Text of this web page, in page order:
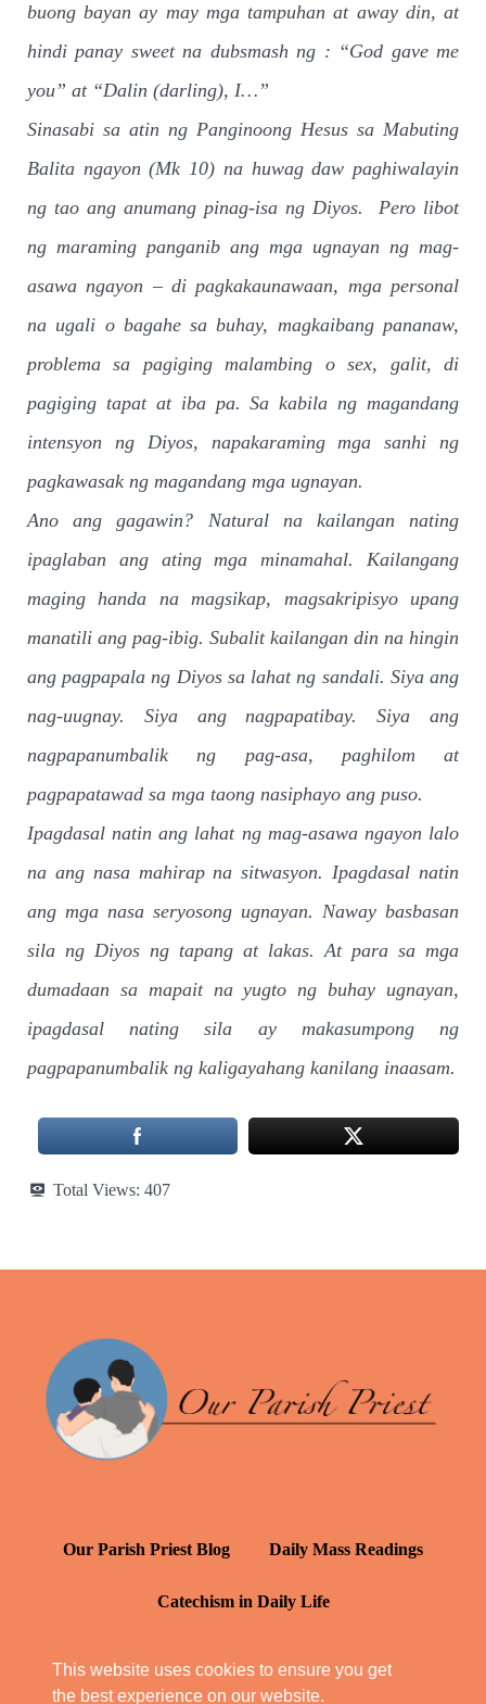
This website uses cookies to ensure you get
the best experience on our website.
buong bayan ay may mga tampuhan at away din, at
hindi panay sweet na dubsmash ng : “God gave me
you” at “Dalin (darling), I…”
Sinasabi sa atin ng Panginoong Hesus sa Mabuting
Balita ngayon (Mk 10) na huwag daw paghiwalayin
ng tao ang anumang pinag-isa ng Diyos.
Pero libot
ng maraming panganib ang mga ugnayan ng mag-
asawa ngayon – di pagkakaunawaan, mga personal
na ugali o bagahe sa buhay, magkaibang pananaw,
problema sa pagiging malambing o sex, galit, di
pagiging tapat at iba pa. Sa kabila ng magandang
intensyon ng Diyos, napakaraming mga sanhi ng
pagkawasak ng magandang mga ugnayan.
Ano ang gagawin? Natural na kailangan nating
ipaglaban ang ating mga minamahal. Kailangang
maging handa na magsikap, magsakripisyo upang
manatili ang pag-ibig. Subalit kailangan din na hingin
ang pagpapala ng Diyos sa lahat ng sandali. Siya ang
nag-uugnay. Siya ang nagpapatibay. Siya ang
nagpapanumbalik ng pag-asa, paghilom at
pagpapatawad sa mga taong nasiphayo ang puso.
Ipagdasal natin ang lahat ng mag-asawa ngayon lalo
na ang nasa mahirap na sitwasyon. Ipagdasal natin
ang mga nasa seryosong ugnayan. Naway basbasan
sila ng Diyos ng tapang at lakas. At para sa mga
dumadaan sa mapait na yugto ng buhay ugnayan,
ipagdasal nating sila ay makasumpong ng
pagpapanumbalik ng kaligayahang kanilang inaasam.
Total Views: 407
Our Parish Priest Blog Daily Mass Readings
Catechism in Daily Life